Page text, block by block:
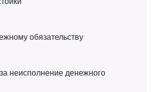
обязательству
неисполнение денежного